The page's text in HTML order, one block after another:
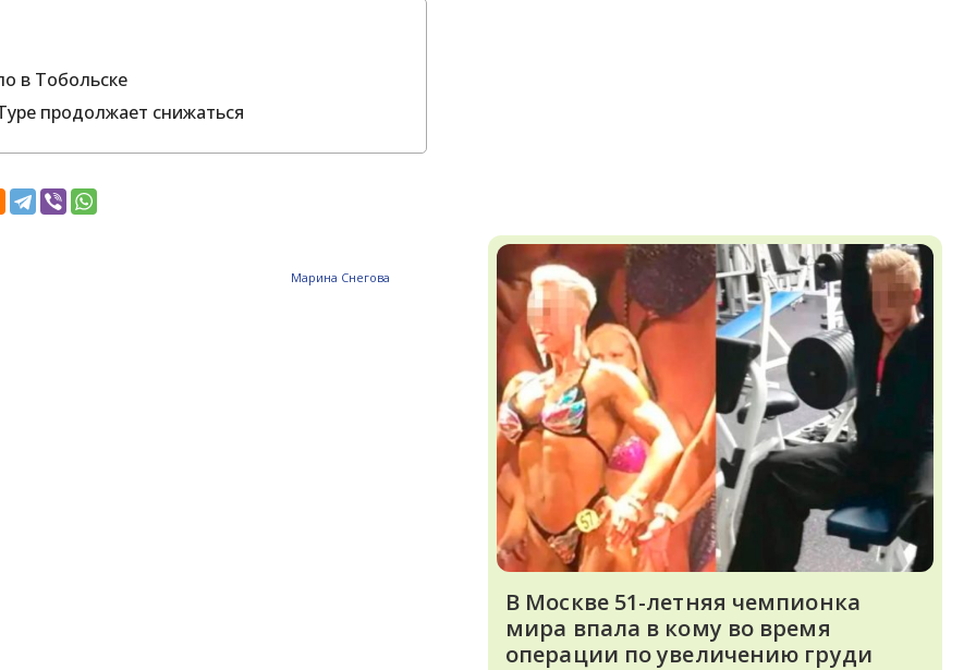
в Тобольске
продолжает снижаться
Mарина Снегова
В Москве 51-летняя чемпионка
мира впала в кому во время
операции по увеличению груди